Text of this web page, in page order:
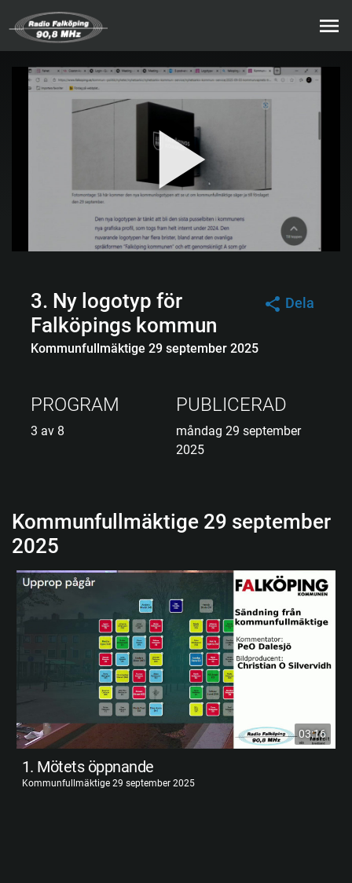
Dela
3. Ny logotyp för
Falköpings kommun
Kommunfullmäktige 29 september 2025
PROGRAM
3 av 8
PUBLICERAD
måndag 29 september
2025
Kommunfullmäktige 29 september
2025
03:16
1. Mötets öppnande
Kommunfullmäktige 29 september 2025